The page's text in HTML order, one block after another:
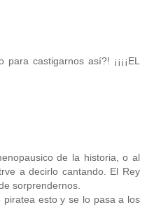
castigarnos así?! ¡¡¡¡EL
de la historia, o al
a decirlo cantando. El Rey
sorprendernos.
esto y se lo pasa a los